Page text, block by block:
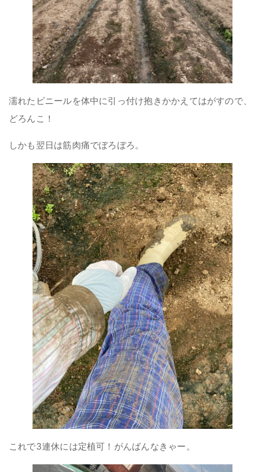
濡れたビニールを体中に引っ付け抱きかかえてはがすので、
どろんこ！
しかも翌日は筋肉痛でぼろぼろ。
これで3連休には定植可！がんばんなきゃー。